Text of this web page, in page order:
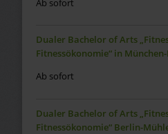
Dualer Bachelor of Arts
Fitnessökonomie“ in
Ab sofort
Dualer Bachelor of Arts
Fitnessökonomie“ Berlin-